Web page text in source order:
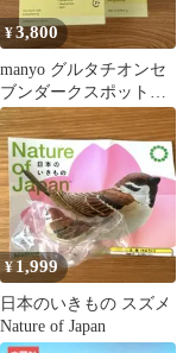
¥3,800
manyo グルタチオンセ
ブンダークスポットセ
ラム トナー パッチ
4点 ②
¥ 1,999
日本のいきもの スズメ
Nature of Japan